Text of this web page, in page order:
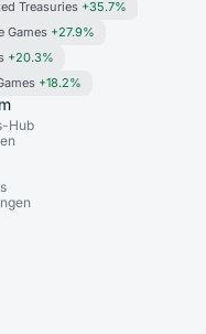
Treasuries +35.7%
Games +27.9%
+20.3%
+18.2%
Hub